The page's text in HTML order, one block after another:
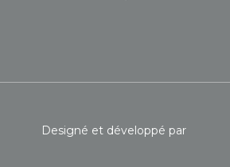
Designé et développé par